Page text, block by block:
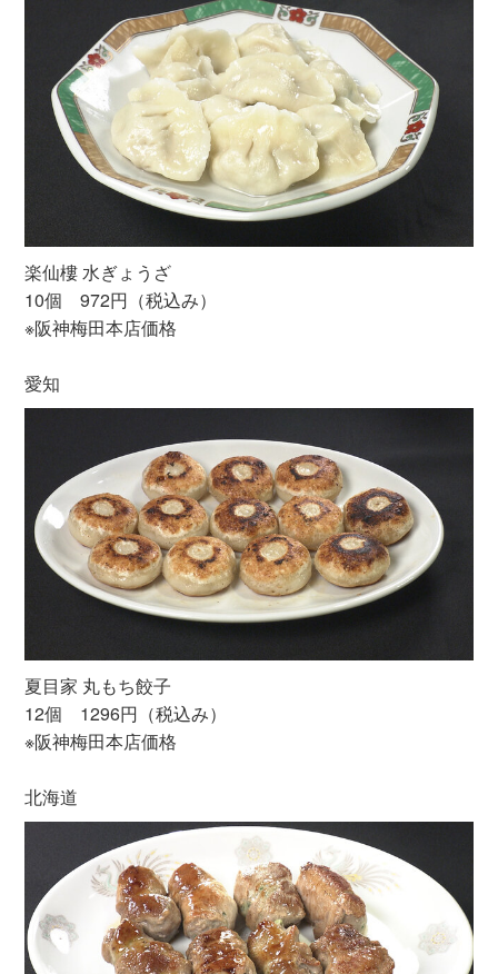
楽仙樓 水ぎょうざ
10個 972円（税込み）
※阪神梅田本店価格
愛知
夏目家 丸もち餃子
12個 1296円（税込み）
※阪神梅田本店価格
北海道